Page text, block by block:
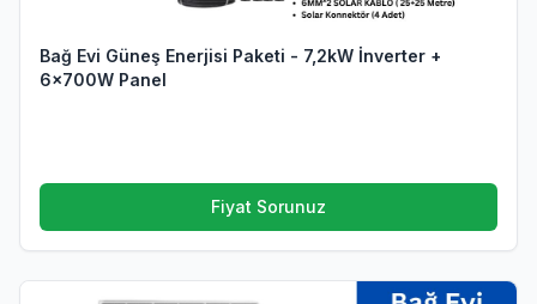
Bağ Evi Güneş Enerjisi Paketi - 7,2kW İnverter +
6x700W Panel
Fiyat Sorunuz